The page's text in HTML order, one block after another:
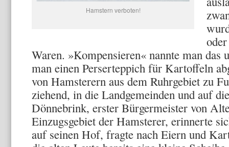
Hamstern verboten!
Waren. »Kompensieren« nannte man das
man einen Perserteppich für Kartoffeln
von Hamsterern aus dem Ruhrgebiet zu
ziehend, in die Landgemeinden und auf
Dönnebrink, erster Bürgermeister von
Einzugsgebiet der Hamsterer, erinnerte
auf seinen Hof, fragte nach Eiern und